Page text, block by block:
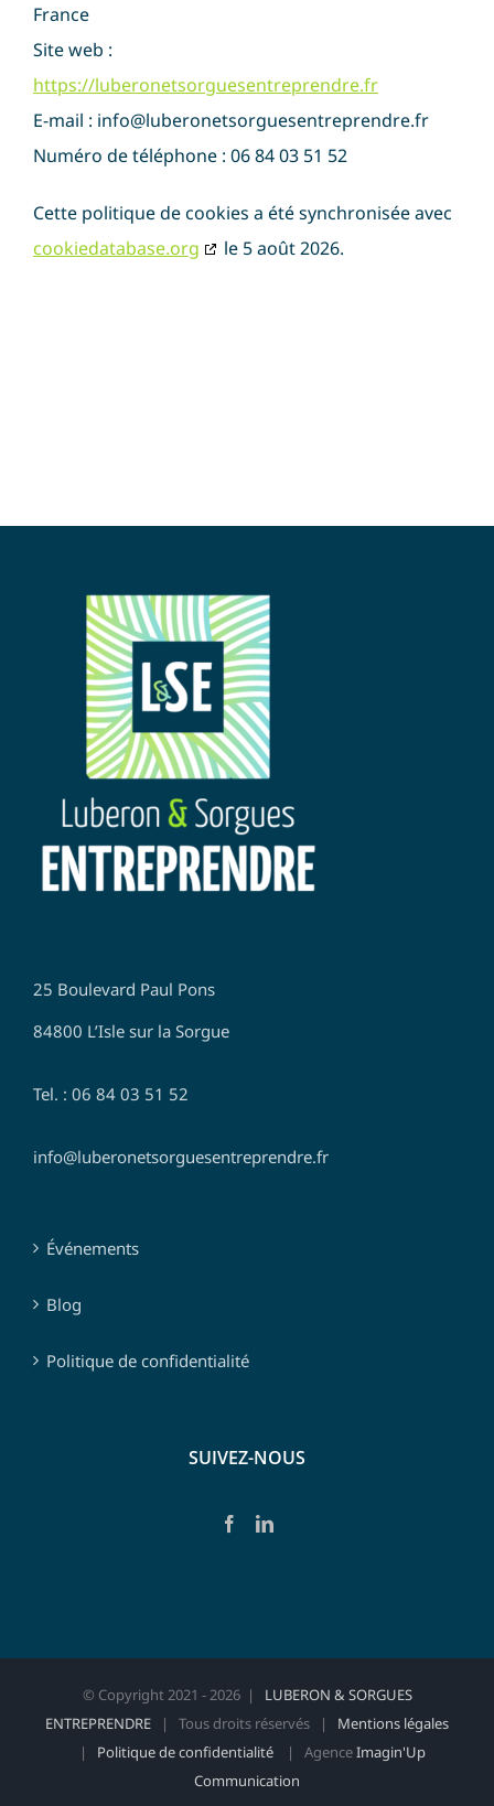
France
Site web :
https://luberonetsorguesentreprendre.fr
E-mail : info@luberonetsorguesentreprendre.fr
Numéro de téléphone : 06 84 03 51 52
Cette politique de cookies a été synchronisée avec
cookiedatabase.org
le 5 août 2026.
25 Boulevard Paul Pons
84800 L’Isle sur la Sorgue
Tel. : 06 84 03 51 52
info@luberonetsorguesentreprendre.fr
Événements
Blog
Politique de confidentialité
SUIVEZ-NOUS
© Copyright 2021 -2026 | LUBERON & SORGUES
ENTREPRENDRE | Tous droits réservés | Mentions légales
| Politique de confidentialité | AgenceImagin'Up
Communication